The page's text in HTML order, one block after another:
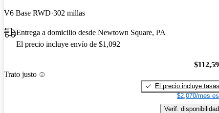
V6 Base RWD 302 millas
Entrega a domicilio desde Newtown Square, PA
El precio incluye envío de $1,092
Trato justo
El precio incluye tasas
$2,070/mes
Verif. disponibilidad